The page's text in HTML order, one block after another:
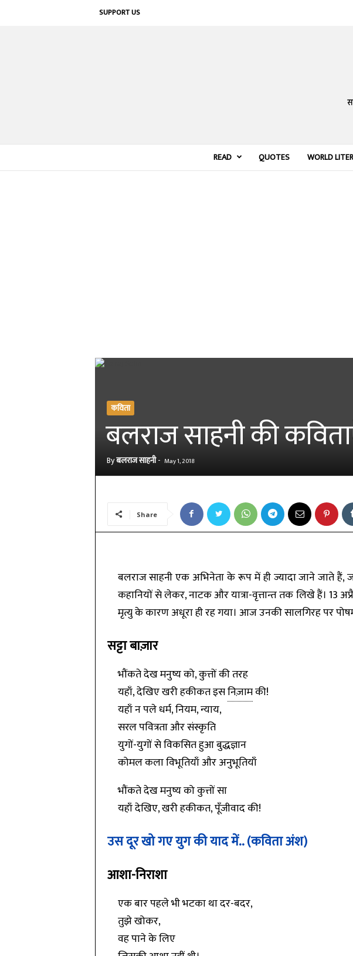
SUPPORT US
READ QUOTES WORLD
कविता
बलराज साहनी की
Byबलराज साहनी- May 1, 2018
Share
बलराज साहनी एक अभिनेता के रूप में ही ज्यादा जाने जाते
कहानियों से लेकर, नाटक और यात्रा-वृत्तान्त तक लिखे हैं। 13
मृत्यु के कारण अधूरा ही रह गया। आज उनकी सालगिरह पर
सट्टा बाज़ार
भौंकते देख मनुष्य को, कुत्तों की तरह
यहाँ, देखिए खरी हकीकत इसनिज़ामकी!
यहाँ न पले धर्म, नियम, न्याय,
सरल पवित्रता और संस्कृति
युगों-युगों से विकसित हुआ बुद्धज्ञान
कोमल कला विभूतियाँ और अनुभूतियाँ
भौंकते देख मनुष्य को कुत्तों सा
यहाँ देखिए, खरी हकीकत, पूँजीवाद की!
उस दूर खो गए युग की याद में.. (कविता अंश)
आशा-निराशा
एक बार पहले भी भटका था दर-बदर,
तुझे खोकर,
वह पाने के लिए